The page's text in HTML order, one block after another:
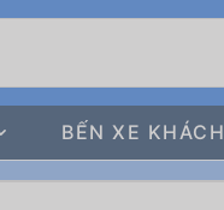
BẾN XE KHÁCH